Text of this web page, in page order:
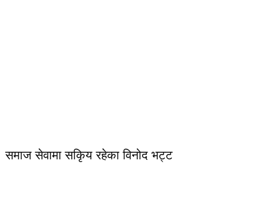
समाज सेवामा सकिृय रहेका विनोद भट्ट